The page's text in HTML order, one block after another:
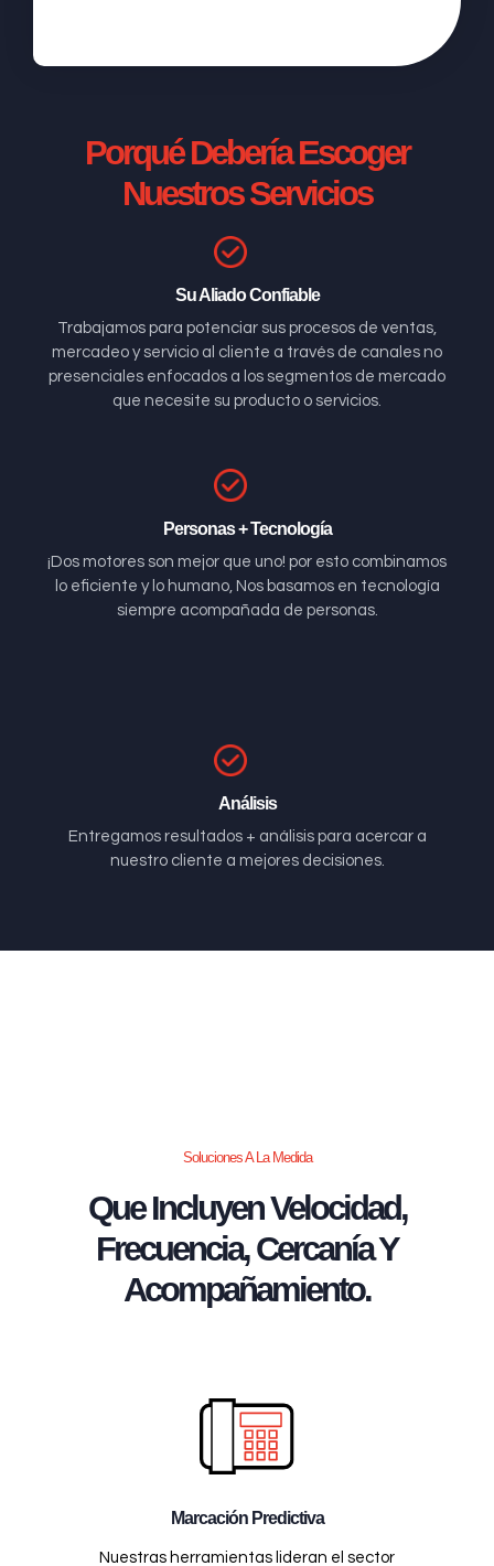
Porqué Debería Escoger
Nuestros Servicios
Su Aliado Confiable
Trabajamos para potenciar sus procesos de ventas,
mercadeo y servicio al cliente a través de canales no
presenciales enfocados a los segmentos de mercado
que necesite su producto o servicios.
Personas + Tecnología
¡Dos motores son mejor que uno! por esto combinamos
lo eficiente y lo humano, Nos basamos en tecnología
siempre acompañada de personas.
Análisis
Entregamos resultados + análisis para acercar a
nuestro cliente a mejores decisiones.
Soluciones A La Medida
Que Incluyen Velocidad,
Frecuencia, Cercanía Y
Acompañamiento.
Marcación Predictiva
Nuestras herramientas lideran el sector